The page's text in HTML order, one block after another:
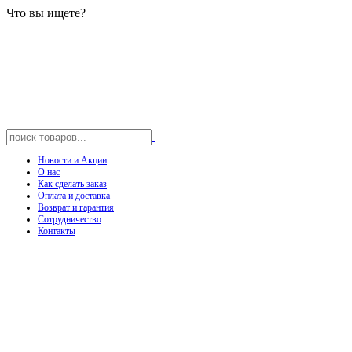
Что вы ищете?
Новости и Акции
О нас
Как сделать заказ
Оплата и доставка
Возврат и гарантия
Сотрудничество
Контакты